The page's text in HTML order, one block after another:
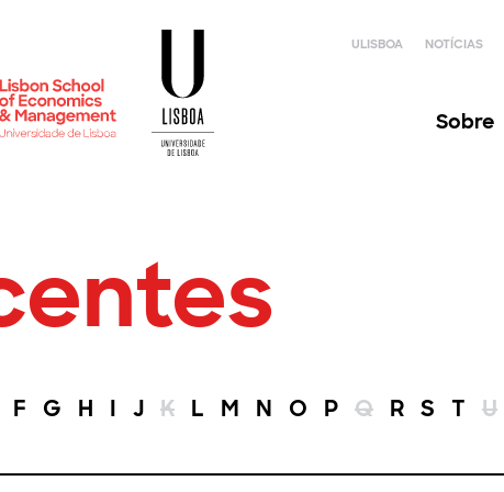
ULISBOA NOTÍCIAS
Sobre
F G H I J K L M N O P Q R S T U